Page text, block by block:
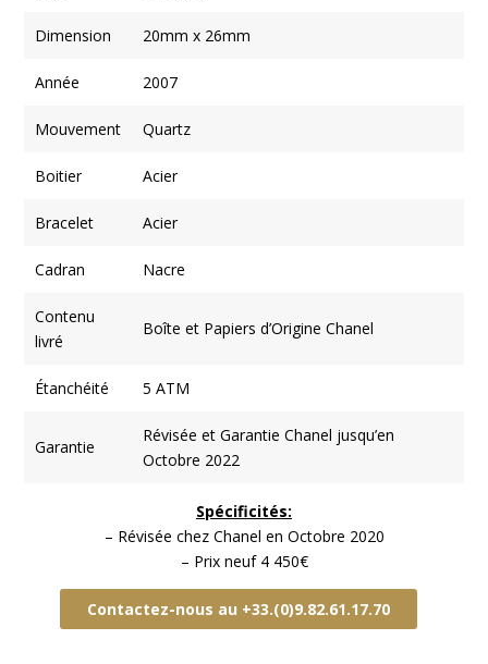
Dimension 20mm x 26mm
Année 2007
Mouvement Quartz
Boitier Acier
Bracelet Acier
Cadran Nacre
Contenu
livré
Boîte et Papiers d’Origine Chanel
Étanchéité 5 ATM
Garantie
Révisée et Garantie Chanel jusqu’en
Octobre 2022
Spécificités:
– Révisée chez Chanel en Octobre 2020
– Prix neuf 4 450€
Contactez-nous au +33.(0)9.82.61.17.70